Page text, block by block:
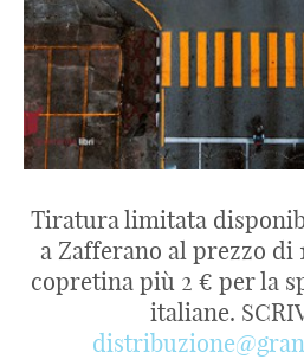
Tiratura limitata
a Zafferano al prezzo di
copretina più 2 € per la
italiane.